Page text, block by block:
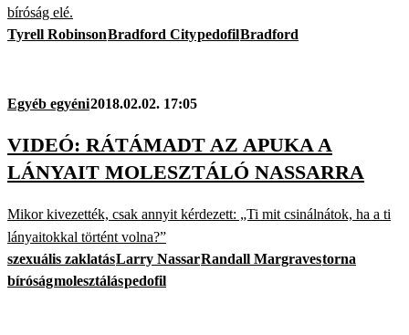
bíróság elé.
Tyrell RobinsonBradford CitypedofilBradford
Egyéb egyéni2018.02.02. 17:05
VIDEÓ: RÁTÁMADT AZ APUKA A
LÁNYAIT MOLESZTÁLÓ NASSARRA
Mikor kivezették, csak annyit kérdezett: „Ti mit csinálnátok, ha a ti
lányaitokkal történt volna?”
szexuális zaklatásLarry NassarRandall Margravestorna
bíróságmolesztáláspedofil